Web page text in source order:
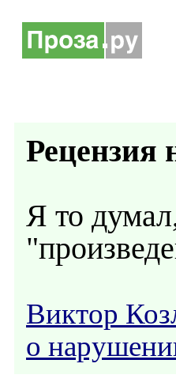
Рецензия
Я то
Виктор
о